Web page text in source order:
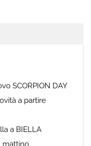
SCORPION DAY
a partire
a BIELLA
mattino